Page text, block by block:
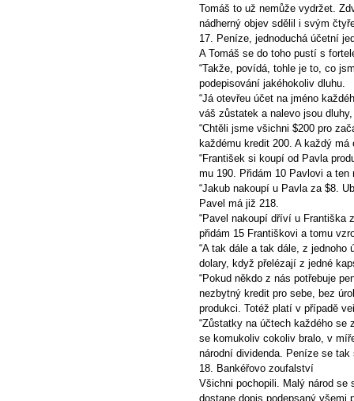
Tomáš to už nemůže vydržet.
nádherný objev sdělil i svým
17. Peníze, jednoduchá účetní
A Tomáš se do toho pustí s
“Takže, povídá, tohle je to, co
podepisování jakéhokoliv dluhu.
“Já otevřeu účet na jméno
váš zůstatek a nalevo jsou
“Chtěli jsme všichni $200 pro
každému kredit 200. A každý má
“František si koupí od Pavla
mu 190. Přidám 10 Pavlovi a ten
“Jakub nakoupí u Pavla za $8.
Pavel má již 218.
“Pavel nakoupí dříví u Františka
přidám 15 Františkovi a tomu
“A tak dále a tak dále, z
dolary, když přelézají z jedné
“Pokud někdo z nás potřebuje
nezbytný kredit pro sebe, bez
produkci. Totéž platí v případě
“Zůstatky na účtech každého
se komukoliv cokoliv bralo, v
národní dividenda. Peníze se tak
18. Bankéřovo zoufalství
Všichni pochopili. Malý národ se
dostane dopis podepsaný všemi